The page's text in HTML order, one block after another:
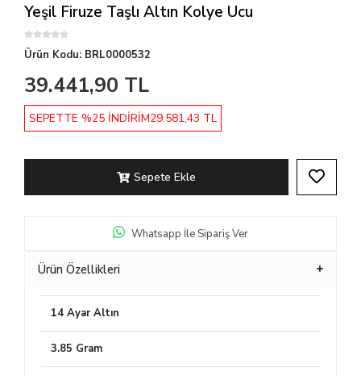
Yeşil Firuze Taşlı Altın Kolye Ucu
Ürün Kodu: BRL0000532
39.441,90 TL
SEPETTE %25 İNDİRİM29.581,43 TL
Sepete Ekle
Whatsapp İle Sipariş Ver
Ürün Özellikleri
14 Ayar Altın
3.85 Gram